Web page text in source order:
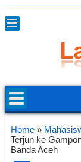
Home »
Terjun ke
Banda Aceh